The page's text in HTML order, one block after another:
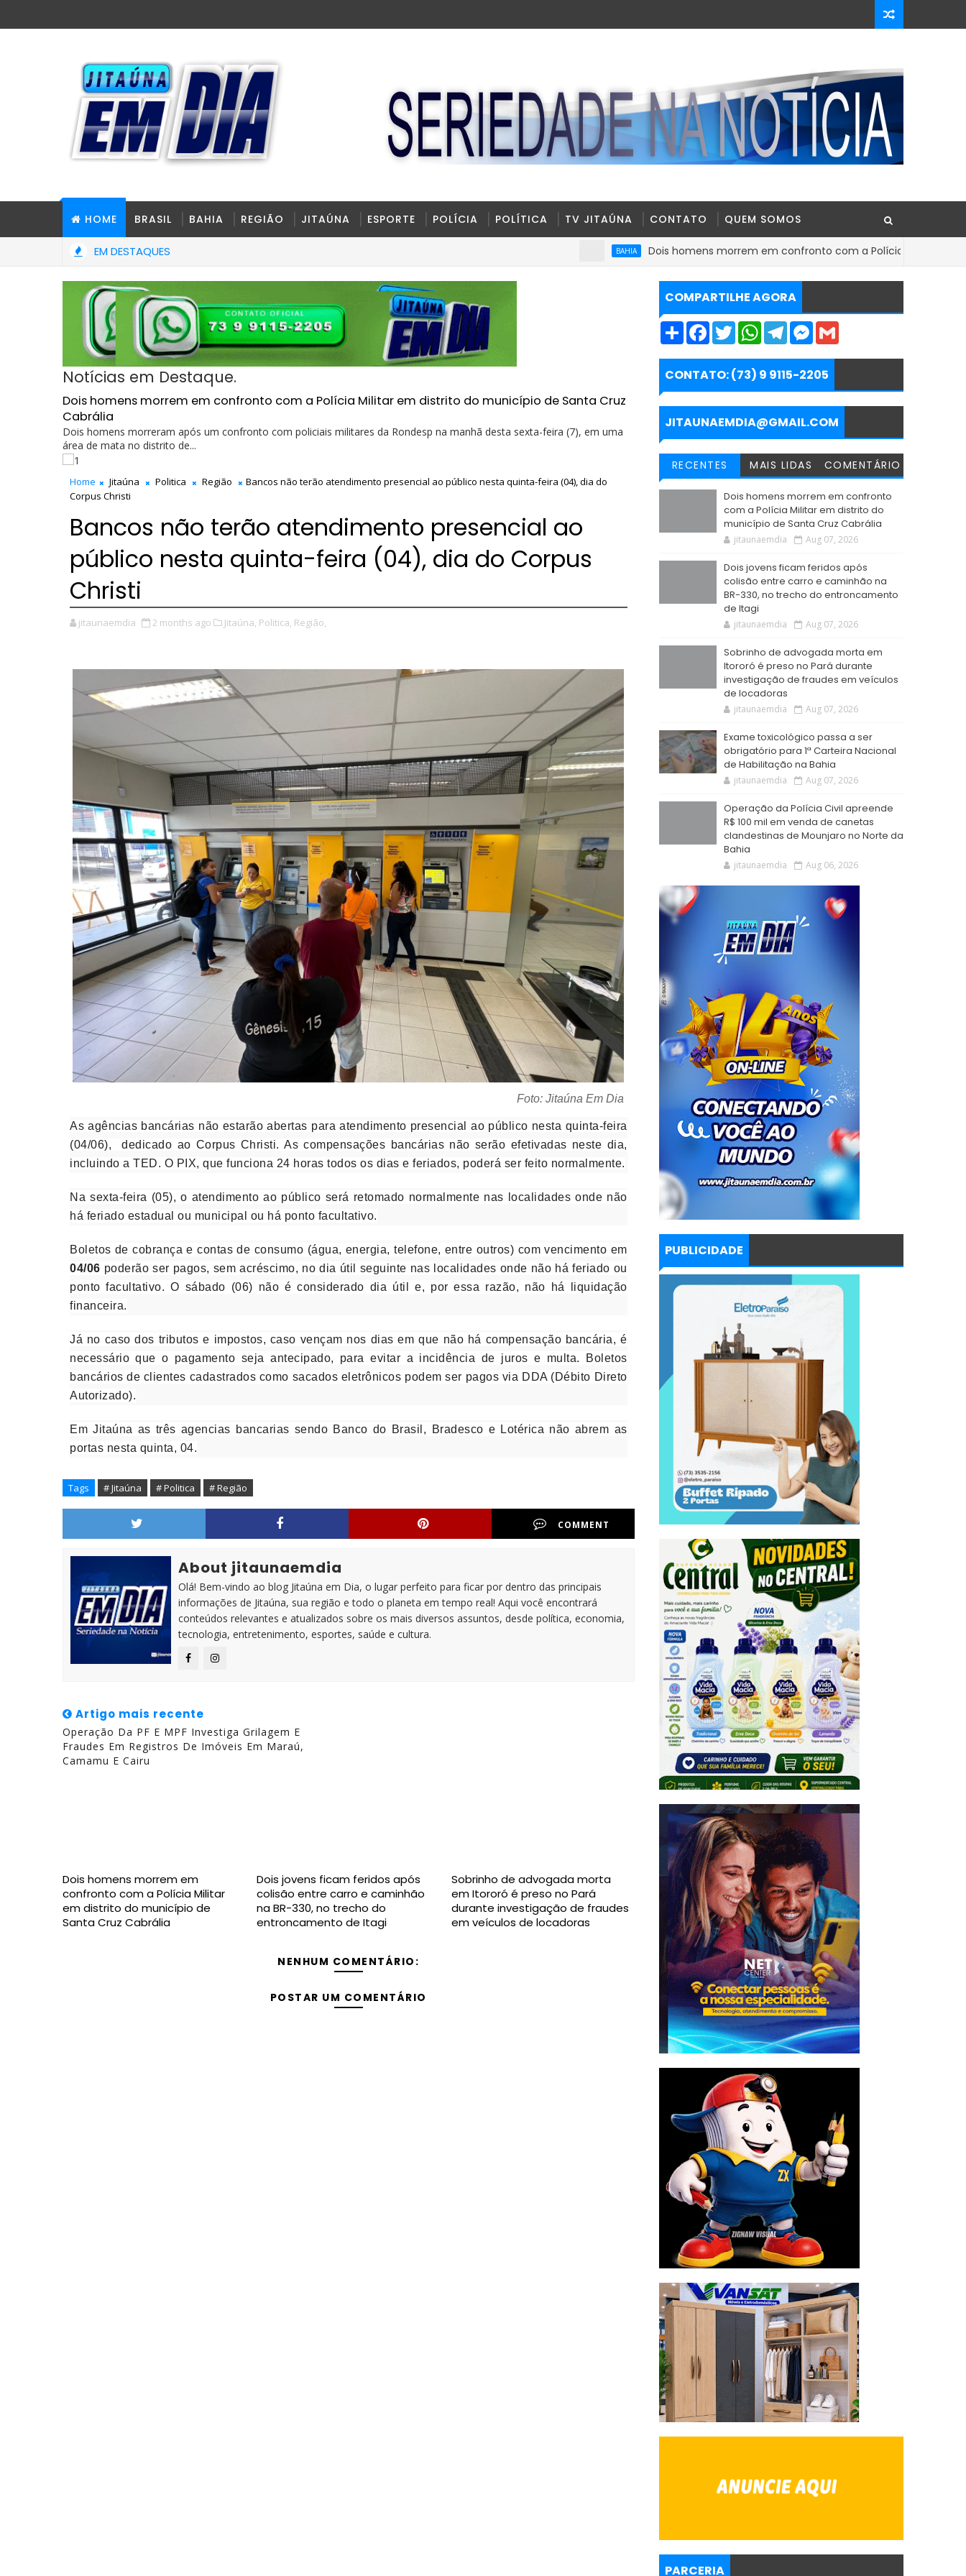
HOME BRASIL BAHIA REGIÃO JITAÚNA ESPORTE POLÍCIA POLÍTICA TV JITAÚNA CONTATO QUEM SOMOS
EM DESTAQUES Dois homens morrem em confronto com a Polícia Militar em distrito do
Notícias em Destaque.
Dois homens morrem em confronto com a Polícia Militar em distrito do município de Santa Cruz
Cabrália
Dois homens morreram após um confronto com policiais militares da Rondesp na manhã desta sexta-feira (7), em uma
área de mata no distrito de...
Home Jitaúna Politica Região
Bancos não terão atendimento presencial ao público nesta quinta-feira (04), dia do
Corpus Christi
Bancos não terão atendimento presencial ao
público nesta quinta-feira (04), dia do Corpus
Christi
jitaunaemdia 2 months ago Jitaúna, Politica, Região,
Foto: Jitaúna Em Dia
As agências bancárias não estarão abertas para atendimento presencial ao público nesta quinta-feira
(04/06), dedicado ao Corpus Christi. As compensações bancárias não serão efetivadas neste dia,
incluindo a TED. O PIX, que funciona 24 horas todos os dias e feriados, poderá ser feito normalmente.
Na sexta-feira (05), o atendimento ao público será retomado normalmente nas localidades onde não
há feriado estadual ou municipal ou há ponto facultativo.
Boletos de cobrança e contas de consumo (água, energia, telefone, entre outros) com vencimento em
04/06 poderão ser pagos, sem acréscimo, no dia útil seguinte nas localidades onde não há feriado ou
ponto facultativo. O sábado (06) não é considerado dia útil e, por essa razão, não há liquidação
financeira.
Já no caso dos tributos e impostos, caso vençam nos dias em que não há compensação bancária, é
necessário que o pagamento seja antecipado, para evitar a incidência de juros e multa. Boletos
bancários de clientes cadastrados como sacados eletrônicos podem ser pagos via DDA (Débito Direto
Autorizado).
Em Jitaúna as três agencias bancarias sendo Banco do Brasil, Bradesco e Lotérica não abrem as
portas nesta quinta, 04.
Tags # Jitaúna # Politica # Região
COMMENT
About jitaunaemdia
Olá! Bem-vindo ao blog Jitaúna em Dia, o lugar perfeito para ficar por dentro das principais
informações de Jitaúna, sua região e todo o planeta em tempo real! Aqui você encontrará
conteúdos relevantes e atualizados sobre os mais diversos assuntos, desde política, economia,
tecnologia, entretenimento, esportes, saúde e cultura.
Artigo mais recente
Operação Da PF E MPF Investiga Grilagem E
Fraudes Em Registros De Imóveis Em Maraú,
Camamu E Cairu
Dois homens morrem em
confronto com a Polícia Militar
em distrito do município de
Santa Cruz Cabrália
Dois jovens ficam feridos após
colisão entre carro e caminhão
na BR-330, no trecho do
entroncamento de Itagi
Sobrinho de advogada morta
em Itororó é preso no Pará
durante investigação de fraudes
em veículos de locadoras
NENHUM COMENTÁRIO:
POSTAR UM COMENTÁRIO
COMPARTILHE AGORA
S
r
e
F
e
b
o
k
T
w
t
t
e
r
W
t
s
p
p
T
e
g
a
m
M
s
e
g
e
r
i
CONTATO: (73) 9 9115-2205
JITAUNAEMDIA@GMAIL.COM
RECENTES MAIS LIDAS COMENTÁRIO
Dois homens morrem em confronto
com a Polícia Militar em distrito do
município de Santa Cruz Cabrália
jitaunaemdia Aug 07, 2026
Dois jovens ficam feridos após
colisão entre carro e caminhão na
BR-330, no trecho do entroncamento
de Itagi
jitaunaemdia Aug 07, 2026
Sobrinho de advogada morta em
Itororó é preso no Pará durante
investigação de fraudes em veículos
de locadoras
jitaunaemdia Aug 07, 2026
Exame toxicológico passa a ser
obrigatório para 1ª Carteira Nacional
de Habilitação na Bahia
jitaunaemdia Aug 07, 2026
Operação da Polícia Civil apreende
R$ 100 mil em venda de canetas
clandestinas de Mounjaro no Norte da
Bahia
jitaunaemdia Aug 06, 2026
PUBLICIDADE
PARCERIA